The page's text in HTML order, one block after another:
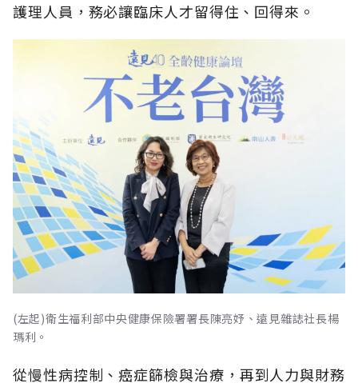
護理人員，務必讓臨床人才留得住、回得來。
(左起)衛生福利部中央健康保險署署長陳亮妤、遠見雜誌社長楊
瑪利。
從慢性病控制、癌症篩檢與治療，再到人力與財務